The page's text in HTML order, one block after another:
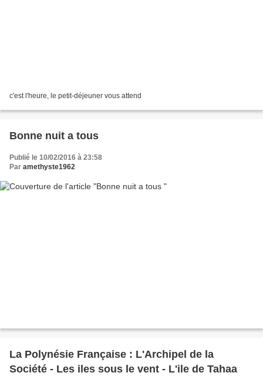
c'est l'heure, le petit-déjeuner vous attend
Bonne nuit a tous
Publié le 10/02/2016 à 23:58
Par amethyste1962
La Polynésie Française : L'Archipel de la
Société - Les iles sous le vent - L'ile de Tahaa